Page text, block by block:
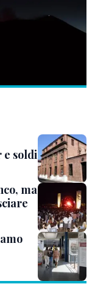
soldi
ma